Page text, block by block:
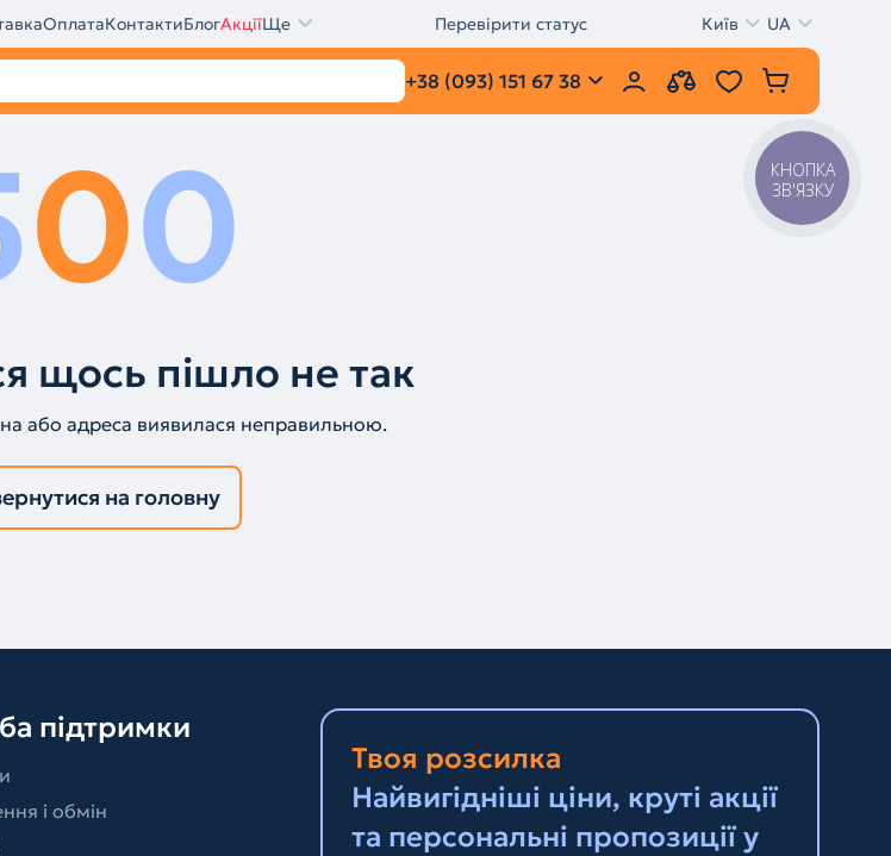
ОплатаКонтактиБлогАкціїЩе Перевірити статус Київ UA
+38 (093) 151 67 38
00
щось пішло не так
або адреса виявилася неправильною.
на головну
підтримки
і обмін
Твоя розсилка
Найвигідніші ціни, круті акції
та персональні пропозиції у
КНОПКА
ЗВ'ЯЗКУ